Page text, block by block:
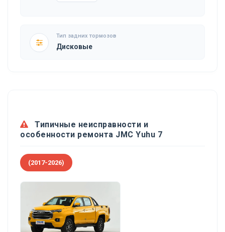
Тип задних тормозов
Дисковые
Типичные неисправности и
особенности ремонта JMC Yuhu 7
(2017-2026)